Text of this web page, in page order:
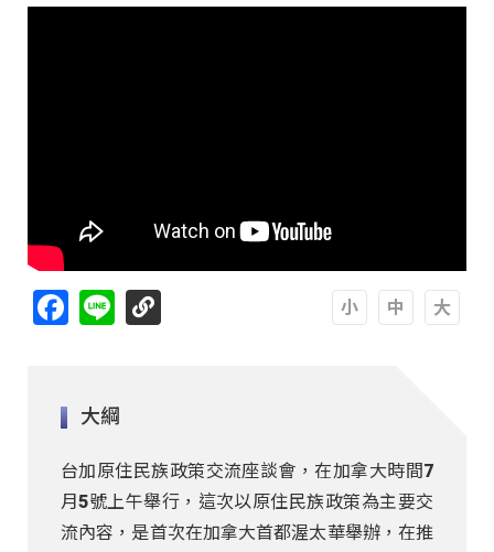
Facebook
Line
大綱
台加原住民族政策交流座談會，在加拿大時間7
月5號上午舉行，這次以原住民族政策為主要交
流內容，是首次在加拿大首都渥太華舉辦，在推